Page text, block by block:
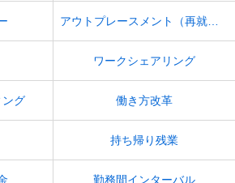
アウトプレースメント（再就職支援）
ワークシェアリング
グ 働き方改革
持ち帰り残業
勤務間インターバル